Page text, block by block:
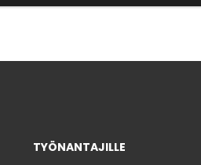
TYÖNANTAJILLE